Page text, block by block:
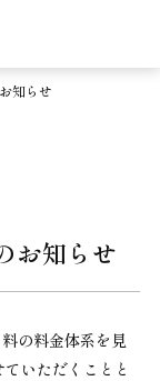
知らせ
お知らせ
の料金体系を見
いただくことと